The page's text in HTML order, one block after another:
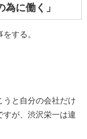
に働く」
する。
うと自分の会社だけ
すが、渋沢栄一は違